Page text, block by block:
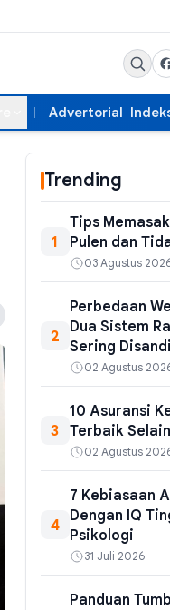
Advertorial
Trending
1
Tips
Pulen dan
03 Agustus
2
Perbedaan
Dua Sistem
Sering
02 Agustus
3
10 Asuransi
Terbaik
02 Agustus
4
7 Kebiasaan
Dengan IQ
Psikologi
31 Juli 2026
Panduan